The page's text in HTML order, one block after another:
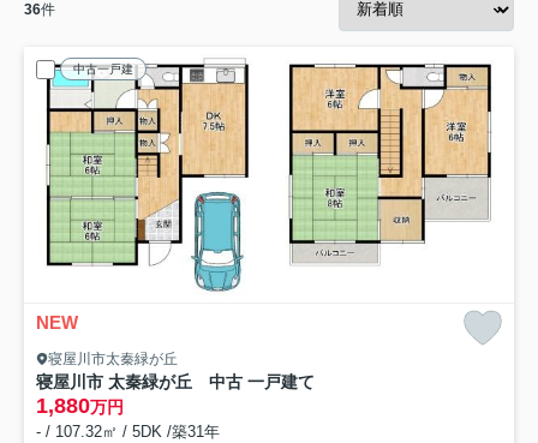
36件
中古一戸建
NEW
寝屋川市太秦緑が丘
寝屋川市 太秦緑が丘 中古 一戸建て
1,880万円
- / 107.32㎡ / 5DK /築31年